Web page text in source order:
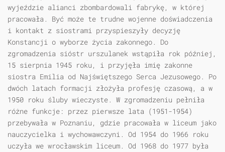
wyjeździe alianci zbombardowali fabrykę, w której
pracowała. Być może te trudne wojenne doświadczenia
i kontakt z siostrami przyspieszyły decyzję
Konstancji o wyborze życia zakonnego. Do
zgromadzenia sióstr urszulanek wstąpiła rok później,
15 sierpnia 1945 roku, i przyjęła imię zakonne
siostra Emilia od Najświętszego Serca Jezusowego. Po
dwóch latach formacji złożyła profesję czasową, a w
1950 roku śluby wieczyste. W zgromadzeniu pełniła
różne funkcje: przez pierwsze lata (1951-1954)
przebywała w Poznaniu, gdzie pracowała w liceum jako
nauczycielka i wychowawczyni. Od 1954 do 1966 roku
uczyła we wrocławskim liceum. Od 1968 do 1977 była